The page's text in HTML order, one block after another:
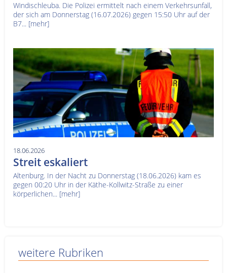
Windischleuba. Die Polizei ermittelt nach einem Verkehrsunfall,
der sich am Donnerstag (16.07.2026) gegen 15:50 Uhr auf der
B7... [mehr]
18.06.2026
Streit eskaliert
Altenburg. In der Nacht zu Donnerstag (18.06.2026) kam es
gegen 00:20 Uhr in der Käthe-Kollwitz-Straße zu einer
körperlichen... [mehr]
weitere Rubriken